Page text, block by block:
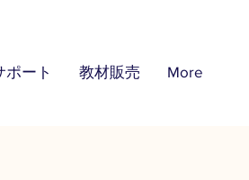
ポート 教材販売 More